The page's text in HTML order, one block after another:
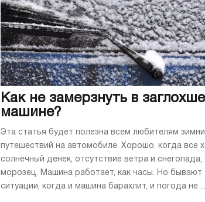
Как не замерзнуть в
машине?
Эта статья будет полезна всем любителям
путешествий на автомобиле. Хорошо, когда все
солнечный денек, отсутствие ветра и снегопада,
морозец. Машина работает, как часы. Но бывают
ситуации, когда и машина барахлит, и погода не ...